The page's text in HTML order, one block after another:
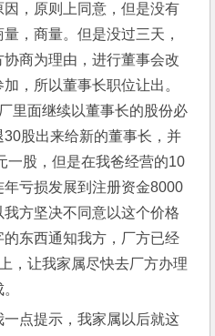
，原则上同意，但是没有
，商量。但是没过三天，
商为理由，进行董事会改
，所以董事长职位让出。
里面继续以董事长的股份必
股出来给新的董事长，并
一股，但是在我爸经营的10
亏损发展到注册资金8000
方坚决不同意以这个价格
东西通知我方，厂方已经
，让我家属尽快去厂方办理
点提示，我家属以后就这